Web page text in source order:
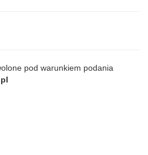
pod warunkiem podania